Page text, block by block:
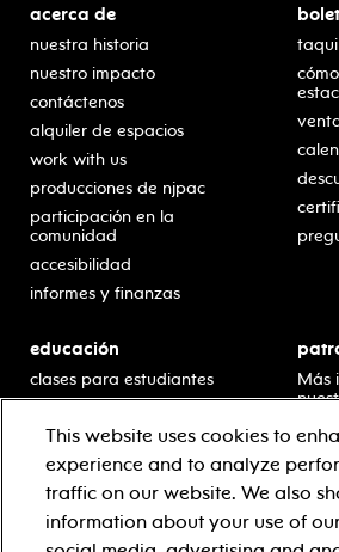
acerca de
nuestra historia
nuestro impacto
contáctenos
alquiler de espacios
work with us
producciones de njpac
participación en la
comunidad
accesibilidad
informes y finanzas
educación
clases para estudiantes
escolar
residencias en escuelas
desarrollo profesional
recursos para docentes
comuníquese con el
Más
This website uses cookies to
experience and to analyze
traffic on our website. We also
information about your use of